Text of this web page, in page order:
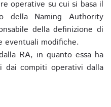
operative su cui si basa il
della Naming Authority
della definizione di
eventuali modifiche.
RA, in quanto essa ha
dai compiti operativi dalla